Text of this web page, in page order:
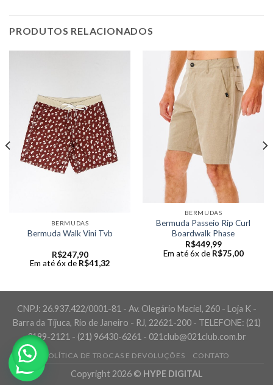
PRODUTOS RELACIONADOS
BERMUDAS
Bermuda Walk Vini Tvb
R$247,90
Em até 6x de R$41,32
BERMUDAS
Bermuda Passeio Rip Curl
Boardwalk Phase
R$449,99
Em até 6x de R$75,00
CNPJ: 26.937.422/0001-81 - Av. Olegário Maciel, 260 - Loja K -
Barra da Tijuca, Rio de Janeiro - RJ, 22621-200 - TELEFONE: (21)
3199-2121 - (21) 96430-6261 - 021club@021club.com.br
POLÍTICA DE TROCAS E DEVOLUÇÕES CONTATO
Copyright 2026 © HYPE DIGITAL